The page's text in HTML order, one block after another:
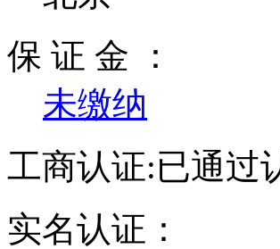
保 证 金 ：
未缴纳
工商认证:已通过
实名认证：